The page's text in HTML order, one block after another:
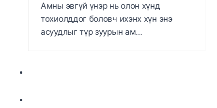
Амны эвгүй үнэр нь олон хүнд
тохиолддог боловч ихэнх хүн энэ
асуудлыг түр зуурын ам…